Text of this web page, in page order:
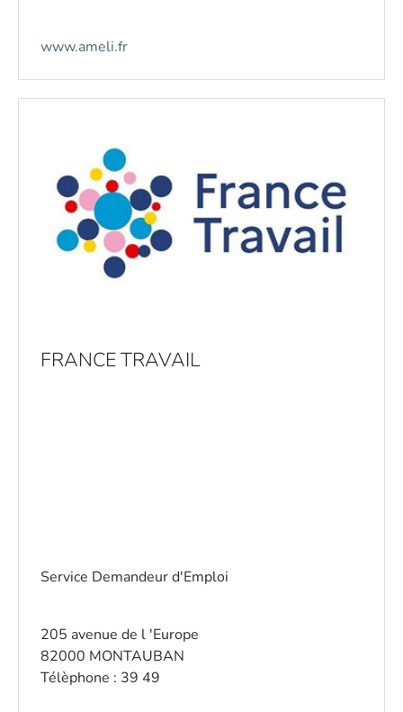
www.ameli.fr
FRANCE TRAVAIL
Service Demandeur d'Emploi
205 avenue de l 'Europe
82000 MONTAUBAN
Télèphone : 39 49